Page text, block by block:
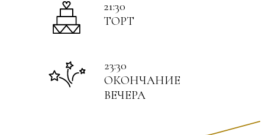
23:30
ОКОНЧАНИЕ
ВЕЧЕРА
21:30
ТОРТ